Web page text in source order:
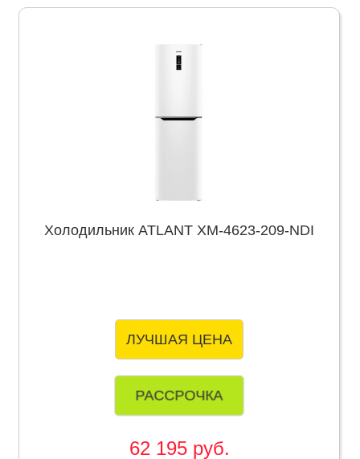
Холодильник ATLANT ХМ-4623-209-NDI
ЛУЧШАЯ ЦЕНА
РАССРОЧКА
62 195 руб.